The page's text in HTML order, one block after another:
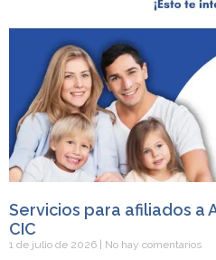
Servicios para afiliados a
CIC
1 de julio de 2026 No hay comentarios